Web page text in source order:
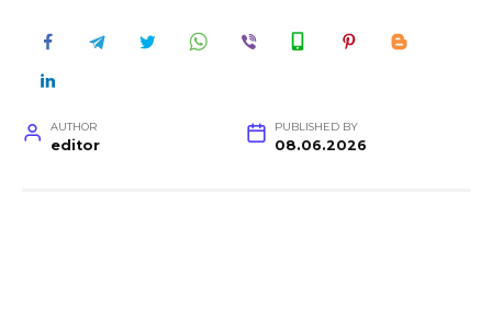
AUTHOR
editor
PUBLISHED BY
08.06.2026